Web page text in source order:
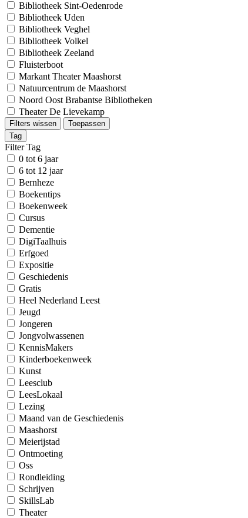
Bibliotheek Sint-Oedenrode
Bibliotheek Uden
Bibliotheek Veghel
Bibliotheek Volkel
Bibliotheek Zeeland
Fluisterboot
Markant Theater Maashorst
Natuurcentrum de Maashorst
Noord Oost Brabantse Bibliotheken
Theater De Lievekamp
Filters wissen
Toepassen
Tag
Filter Tag
0 tot 6 jaar
6 tot 12 jaar
Bernheze
Boekentips
Boekenweek
Cursus
Dementie
DigiTaalhuis
Erfgoed
Expositie
Geschiedenis
Gratis
Heel Nederland Leest
Jeugd
Jongeren
Jongvolwassenen
KennisMakers
Kinderboekenweek
Kunst
Leesclub
LeesLokaal
Lezing
Maand van de Geschiedenis
Maashorst
Meierijstad
Ontmoeting
Oss
Rondleiding
Schrijven
SkillsLab
Theater